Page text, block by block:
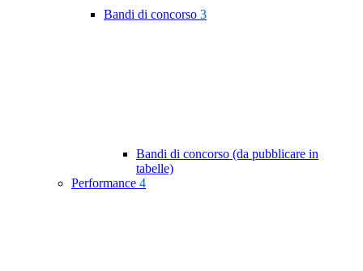
Bandi di concorso 3
Bandi di concorso (da pubblicare in
tabelle)
Performance 4